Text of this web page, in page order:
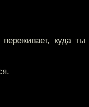
куда ты